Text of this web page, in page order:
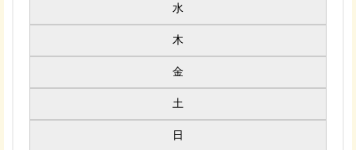
水
木
金
土
日